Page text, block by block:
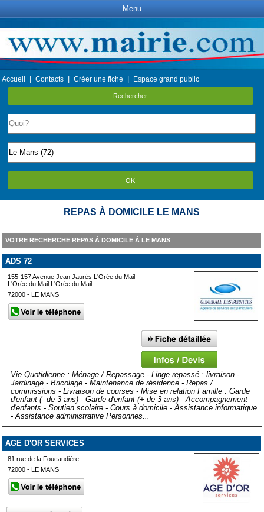
Menu
Accueil Contacts Créer une fiche Espace grand public
Rechercher
OK
REPAS À DOMICILE LE MANS
VOTRE RECHERCHE REPAS À DOMICILE À LE MANS
ADS 72
155-157 Avenue Jean Jaurès L'Orée du Mail
L'Orée du Mail L'Orée du Mail
72000 - LE MANS
Vie Quotidienne : Ménage / Repassage - Linge repassé : livraison -
Jardinage - Bricolage - Maintenance de résidence - Repas /
commissions - Livraison de courses - Mise en relation Famille : Garde
d'enfant (- de 3 ans) - Garde d'enfant (+ de 3 ans) - Accompagnement
d'enfants - Soutien scolaire - Cours à domicile - Assistance informatique
- Assistance administrative Personnes...
AGE D'OR SERVICES
81 rue de la Foucaudière
72000 - LE MANS